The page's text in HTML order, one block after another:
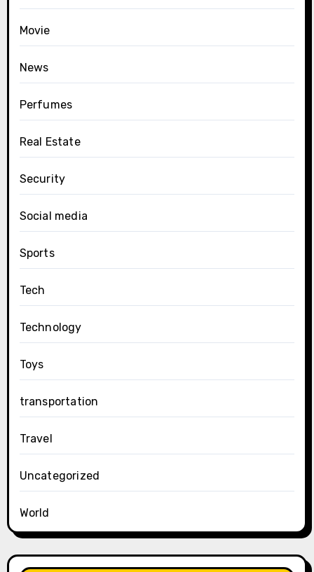
Movie
News
Perfumes
Real Estate
Security
Social media
Sports
Tech
Technology
Toys
transportation
Travel
Uncategorized
World